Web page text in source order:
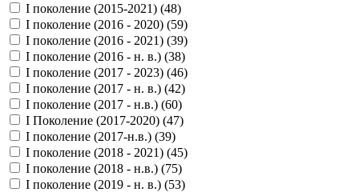
I поколение (2015-2021) (48)
I поколение (2016 - 2020) (59)
I поколение (2016 - 2021) (39)
I поколение (2016 - н. в.) (38)
I поколение (2017 - 2023) (46)
I поколение (2017 - н. в.) (42)
I поколение (2017 - н.в.) (60)
I Поколение (2017-2020) (47)
I поколение (2017-н.в.) (39)
I поколение (2018 - 2021) (45)
I поколение (2018 - н.в.) (75)
I поколение (2019 - н. в.) (53)